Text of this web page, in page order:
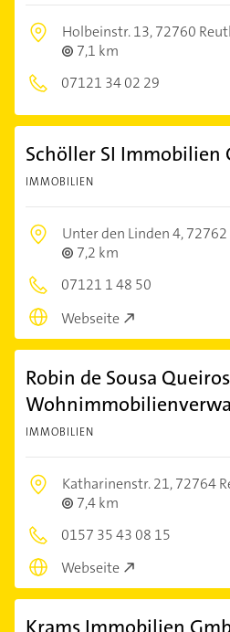
Holbeinstr. 13,72760
7,1 km
07121 34 02 29
Schöller SI Immobilien
IMMOBILIEN
Unter den Linden 4,72762
7,2 km
07121 1 48 50
Webseite
Robin de Sousa Queiros
IMMOBILIEN
Katharinenstr. 21,72764
7,4 km
0157 35 43 08 15
Webseite